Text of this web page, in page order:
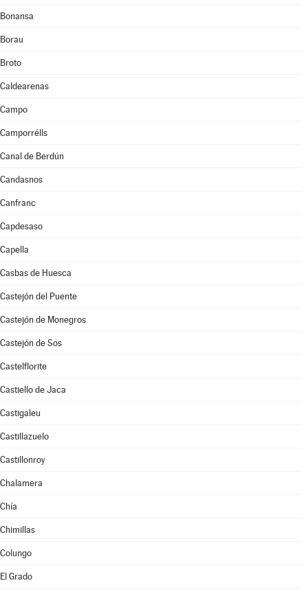
Bonansa
Borau
Broto
Caldearenas
Campo
Camporrélls
Canal de Berdún
Candasnos
Canfranc
Capdesaso
Capella
Casbas de Huesca
Castejón del Puente
Castejón de Monegros
Castejón de Sos
Castelflorite
Castiello de Jaca
Castigaleu
Castillazuelo
Castillonroy
Chalamera
Chía
Chimillas
Colungo
El Grado